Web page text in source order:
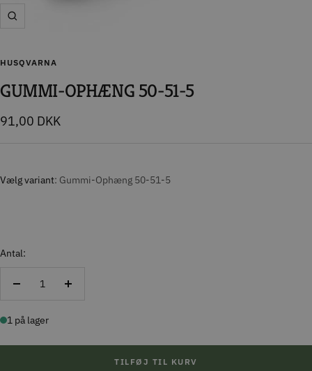
Zoom
HUSQVARNA
GUMMI-OPHÆNG 50-51-5
Tilbudspris
91,00 DKK
Vælg variant Gummi-Ophæng 50-51-5
Antal:
Reducer
Forøg
1 på lager
TILFØJ TIL KURV